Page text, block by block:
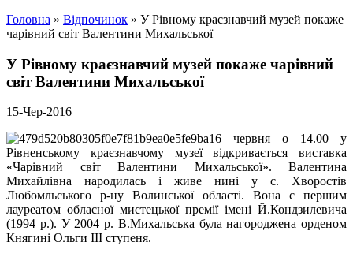
Головна » Відпочинок » У Рівному краєзнавчий музей покаже
чарівний світ Валентини Михальської
У Рівному краєзнавчий музей покаже чарівний
світ Валентини Михальської
15-Чер-2016
16 червня о 14.00 у
Рівненському краєзнавчому музеї відкривається виставка
«Чарівний світ Валентини Михальської». Валентина
Михайлівна народилась і живе нині у с. Хворостів
Любомльського р-ну Волинської області. Вона є першим
лауреатом обласної мистецької премії імені Й.Кондзилевича
(1994 р.). У 2004 р. В.Михальська була нагороджена орденом
Княгині Ольги ІІІ ступеня.